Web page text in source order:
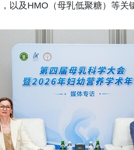
以及HMO（母乳低聚糖）等